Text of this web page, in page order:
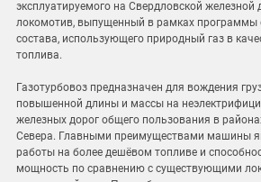
эксплуатируемого на Свердловской железной
локомотив, выпущенный в рамках программы
состава, использующего природный газ в
топлива.
Газотурбовоз предназначен для вождения
повышенной длины и массы на
железных дорог общего пользования в
Севера. Главными преимуществами машины
работы на более дешёвом топливе и
мощность по сравнению с существующими